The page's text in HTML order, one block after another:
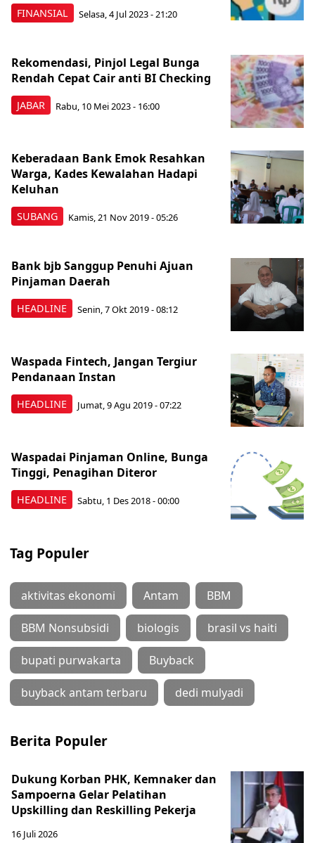
FINANSIAL Selasa, 4 Jul 2023 - 21:20
JABAR
Rekomendasi, Pinjol Legal Bunga
Rendah Cepat Cair anti BI Checking
Rabu, 10 Mei 2023 - 16:00
SUBANG
Keberadaan Bank Emok Resahkan
Warga, Kades Kewalahan Hadapi
Keluhan
Kamis, 21 Nov 2019 - 05:26
HEADLINE
Bank bjb Sanggup Penuhi Ajuan
Pinjaman Daerah
Senin, 7 Okt 2019 - 08:12
HEADLINE
Waspada Fintech, Jangan Tergiur
Pendanaan Instan
Jumat, 9 Agu 2019 - 07:22
HEADLINE
Waspadai Pinjaman Online, Bunga
Tinggi, Penagihan Diteror
Sabtu, 1 Des 2018 - 00:00
Tag Populer
aktivitas ekonomi Antam BBM
BBM Nonsubsidi biologis brasil vs haiti
bupati purwakarta Buyback
buyback antam terbaru dedi mulyadi
Berita Populer
Dukung Korban PHK, Kemnaker dan
Sampoerna Gelar Pelatihan
Upskilling dan Reskilling Pekerja
16 Juli 2026